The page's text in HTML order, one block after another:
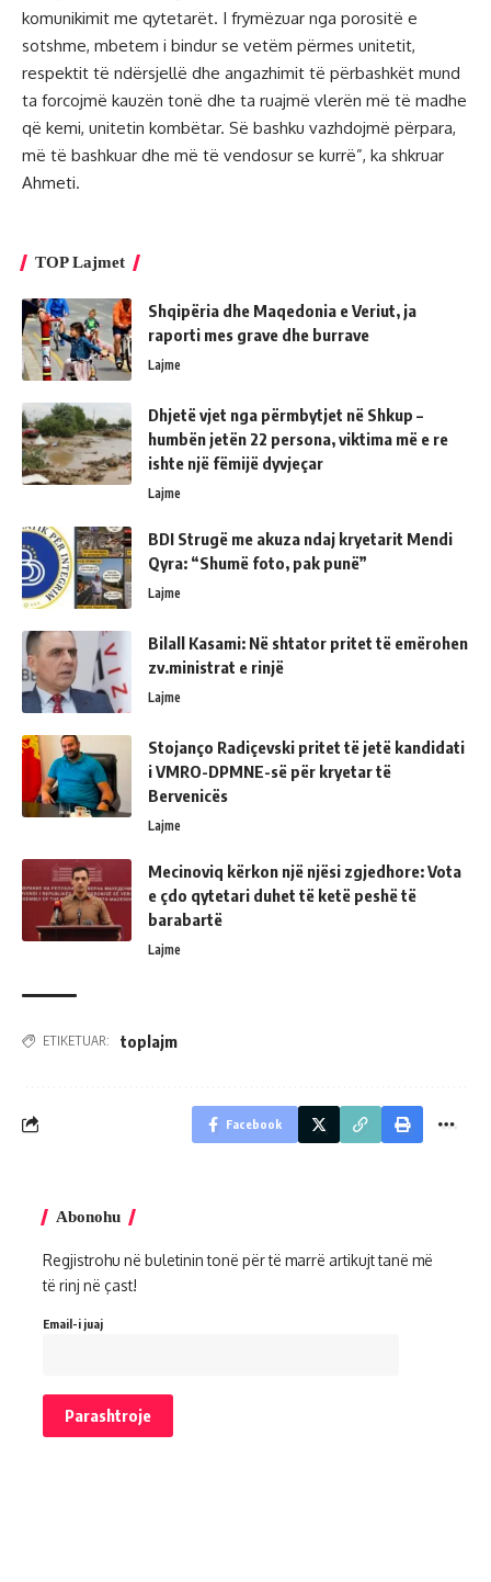
komunikimit me qytetarët. I frymëzuar nga porositë e
sotshme, mbetem i bindur se vetëm përmes unitetit,
respektit të ndërsjellë dhe angazhimit të përbashkët mund
ta forcojmë kauzën tonë dhe ta ruajmë vlerën më të madhe
që kemi, unitetin kombëtar. Së bashku vazhdojmë përpara,
më të bashkuar dhe më të vendosur se kurrë”, ka shkruar
Ahmeti.
TOP Lajmet
Shqipëria dhe Maqedonia e Veriut, ja
raporti mes grave dhe burrave
Lajme
Dhjetë vjet nga përmbytjet në Shkup –
humbën jetën 22 persona, viktima më e re
ishte një fëmijë dyvjeçar
Lajme
BDI Strugë me akuza ndaj kryetarit Mendi
Qyra: “Shumë foto, pak punë”
Lajme
Bilall Kasami: Në shtator pritet të emërohen
zv.ministrat e rinjë
Lajme
Stojanço Radiçevski pritet të jetë kandidati
i VMRO-DPMNE-së për kryetar të
Bervenicës
Lajme
Mecinoviq kërkon një njësi zgjedhore: Vota
e çdo qytetari duhet të ketë peshë të
barabartë
Lajme
ETIKETUAR: toplajm
Facebook
Abonohu
Regjistrohu në buletinin tonë për të marrë artikujt tanë më
të rinj në çast!
Email-i juaj